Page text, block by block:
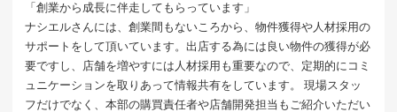
「創業から成長に伴走してもらっています」
ナシエルさんには、創業間もないころから、物件獲得や人材採用の
サポートをして頂いています。出店する為には良い物件の獲得が必
要ですし、店舗を増やすには人材採用も重要なので、定期的にコミ
ュニケーションを取りあって情報共有をしています。 現場スタッ
フだけでなく、本部の購買責任者や店舗開発担当もご紹介いただい